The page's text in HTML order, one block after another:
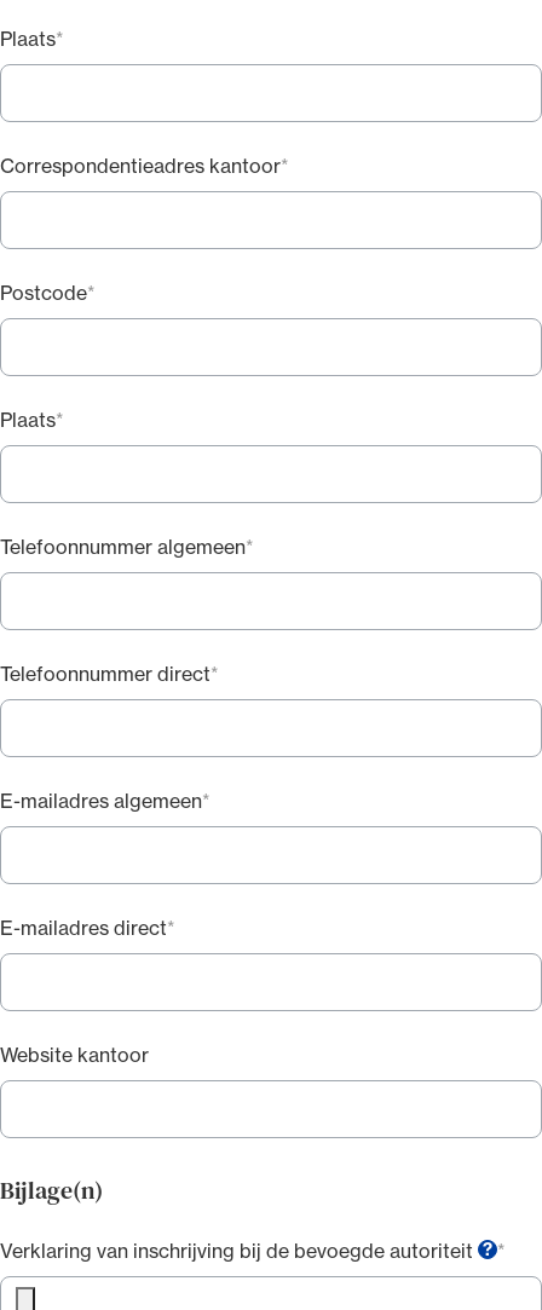
Plaats
Correspondentieadres kantoor
Postcode
Plaats
Telefoonnummer algemeen
Telefoonnummer direct
E-mailadres algemeen
E-mailadres direct
Website kantoor
Bijlage(n)
Verklaring van inschrijving bij de bevoegde autoriteit ?